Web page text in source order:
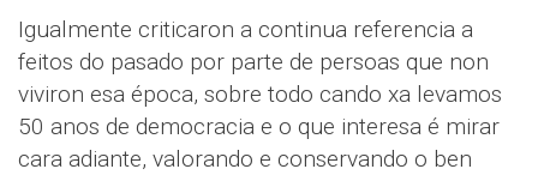
Igualmente criticaron a continua referencia a
feitos do pasado por parte de persoas que non
viviron esa época, sobre todo cando xa levamos
50 anos de democracia e o que interesa é mirar
cara adiante, valorando e conservando o ben